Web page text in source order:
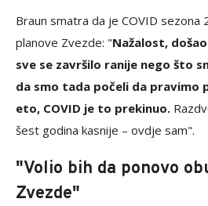
Braun smatra da je COVID sezona
planove Zvezde: "Nažalost,
sve se završilo ranije nego što
da smo tada počeli da pravimo
eto, COVID je to prekinuo.
šest godina kasnije – ovdje sam".
"Volio bih da ponovo
Zvezde"